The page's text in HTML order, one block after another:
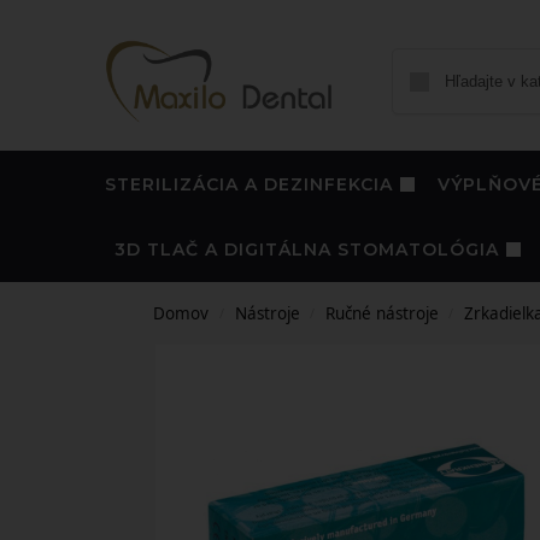
STERILIZÁCIA A DEZINFEKCIA
3D TLAČ A DIGITÁLNA STOMATOLÓGIA
Domov Nástroje Ručné nástroje